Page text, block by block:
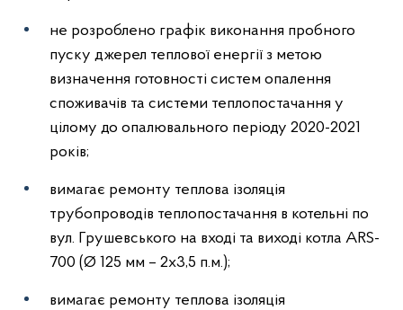
не розроблено графік виконання пробного
пуску джерел теплової енергії з метою
визначення готовності систем опалення
споживачів та системи теплопостачання у
цілому до опалювального періоду 2020-2021
років;
вимагає ремонту теплова ізоляція
трубопроводів теплопостачання в котельні по
вул. Грушевського на вході та виході котла ARS-
700 (Ø 125 мм – 2х3,5 п.м.);
вимагає ремонту теплова ізоляція